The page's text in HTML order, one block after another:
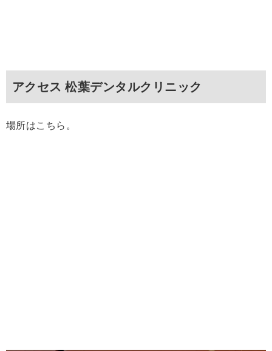
アクセス 松葉デンタルクリニック
場所はこちら。